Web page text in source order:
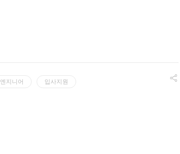
엔지니어 입사지원